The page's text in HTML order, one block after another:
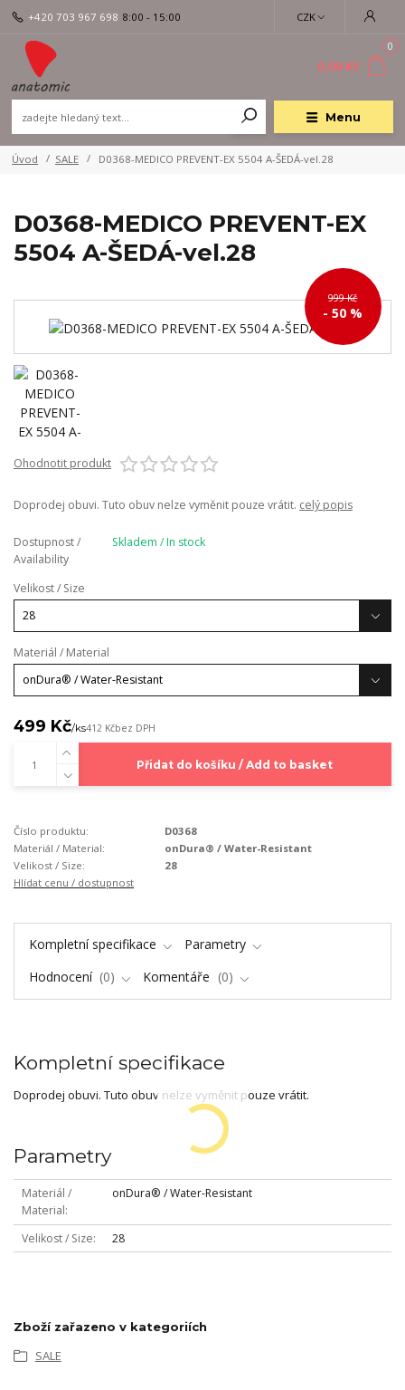
Menu
CZK
+420 703 967 698 8:00 - 15:00
0
0,00 Kč
Úvod SALE D0368-MEDICO PREVENT-EX 5504 A-ŠEDÁ-vel.28
D0368-MEDICO PREVENT-EX
5504 A-ŠEDÁ-vel.28
999 Kč
- 50 %
Ohodnotit produkt
Doprodej obuvi. Tuto obuv nelze vyměnit pouze vrátit. celý popis
Dostupnost /
Availability
Skladem / In stock
Velikost / Size
Materiál / Material
499 Kč/ks412 Kčbez DPH
Přidat do košíku / Add to basket
Číslo produktu:
D0368
Materiál / Material:
onDura® / Water-Resistant
Velikost / Size:
28
Hlídat cenu / dostupnost
Kompletní specifikace
Parametry
Hodnocení
0 Komentáře 0
Kompletní specifikace
Doprodej obuvi. Tuto obuv nelze vyměnit pouze vrátit.
Parametry
Materiál /
Material
onDura® / Water-Resistant
Velikost / Size 28
Zboží zařazeno v kategoriích
SALE